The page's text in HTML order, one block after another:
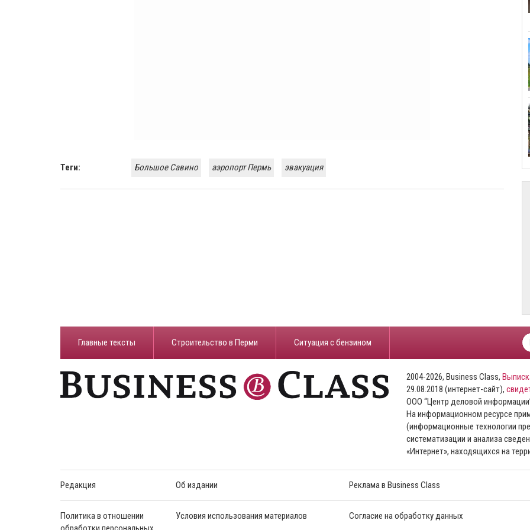
Теги: Большое Савино аэропорт Пермь эвакуация
Главные тексты Строительство в Перми ​Ситуация с бензином
2004-2026, Business Class,
29.08.2018 (интернет-сайт),
ООО “Центр деловой
На информационном ресурсе
(информационные технологии
систематизации и анализа
«Интернет», находящихся на
Редакция Об издании Реклама в Business Class
Политика в отношении
Условия использования материалов Согласие на обработку данных